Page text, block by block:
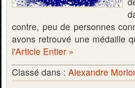
contre, peu de personnes
avons retrouvé une médaille
l'Article Entier »
Classé dans : Alexandre